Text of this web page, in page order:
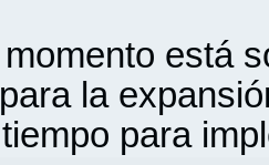
está
la
para